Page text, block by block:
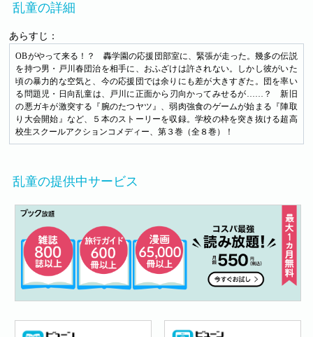
乱童の詳細
あらすじ：
OBがやって来る！？ 轟学園の応援団部室に、緊張が走った。幾多の伝説
を持つ男・戸川春団治を相手に、おふざけは許されない。しかし彼がいた
頃の暴力的な空気と、今の応援団では余りにも差が大きすぎた。団を率い
る問題児・日向乱童は、戸川に正面から刃向かってみせるが……？ 新旧
の悪ガキが激突する『腕のたつヤツ』、弱肉強食のゲームが始まる『陣取
り大会開始』など、５本のストーリーを収録。学校の枠を突き抜ける超高
校生スクールアクションコメディー、第３巻（全８巻）！
乱童の提供中サービス